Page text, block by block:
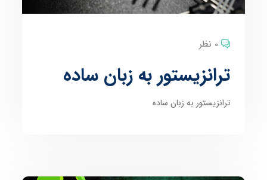
0 نظر
ترانزیستور به زبان ساده
ترانزیستور به زبان ساده